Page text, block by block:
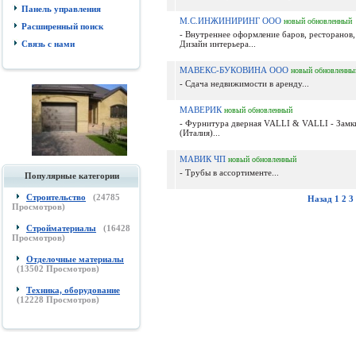
Панель управления
Расширенный поиск
Связь с нами
Популярные категории
Строительство (24785
Просмотров)
Стройматериалы (16428
Просмотров)
Отделочные материалы
(13502 Просмотров)
Техника, оборудование
(12228 Просмотров)
М.С.ИНЖИНИРИНГ ООО новый обновленный
- Внутреннее оформление баров,
Дизайн интерьера...
МАВЕКС-БУКОВИНА ООО новый
- Сдача недвижимости в аренду...
МАВЕРИК новый обновленный
- Фурнитура дверная VALLI & VALLI -
(Италия)...
МАВИК ЧП новый обновленный
- Трубы в ассортименте...
Назад 1 2 3